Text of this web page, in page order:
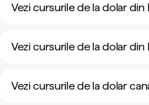
Vezi cursurile de la dolar din
Vezi cursurile de la dolar din
Vezi cursurile de la dolar